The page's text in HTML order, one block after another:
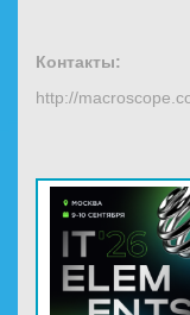
Контакты:
http://